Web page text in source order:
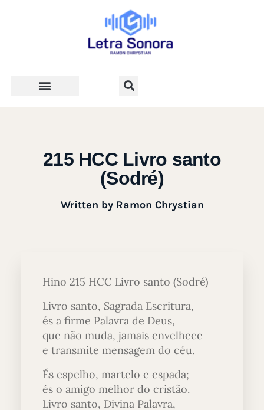
215 HCC Livro santo
(Sodré)
Written byRamon Chrystian
Hino 215 HCC Livro santo (Sodré)
Livro santo, Sagrada Escritura,
és a firme Palavra de Deus,
que não muda, jamais envelhece
e transmite mensagem do céu.
És espelho, martelo e espada;
és o amigo melhor do cristão.
Livro santo, Divina Palavra,